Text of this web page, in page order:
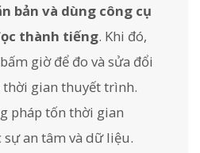
bản và dùng công cụ
thành tiếng. Khi đó,
giờ để đo và sửa đổi
gian thuyết trình.
pháp tốn thời gian
an tâm và dữ liệu.